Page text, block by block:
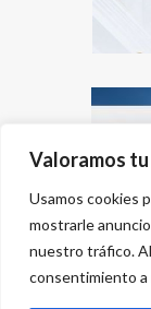
Valoramos
Usamos cookies
mostrarle
nuestro tráfico.
consentimiento a